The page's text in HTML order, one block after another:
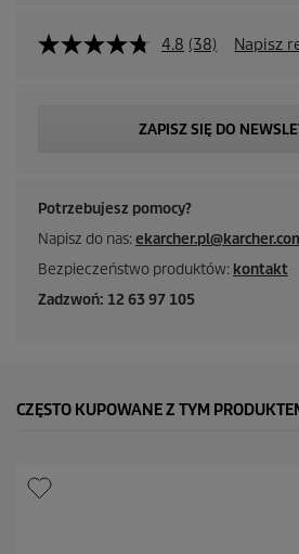
4.8 (38) Napisz
ZAPISZ SIĘ DO
Potrzebujesz pomocy?
Napisz do nas:
Bezpieczeństwo produktów: kontakt
Zadzwoń: 12 63 97 105
CZĘSTO KUPOWANE Z TYM